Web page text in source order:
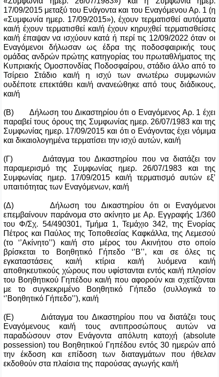
17/09/2015 μεταξύ του Ενάγοντα και του Εναγόμενου Αρ. 1 (η
«Συμφωνία ημερ. 17/09/2015»), έχουν τερματισθεί αυτόματα
και/ή έχουν τερματισθεί και/ή έχουν κηρυχθεί τερματισθείσες
και/ή έπαψαν να ισχύουν κατά ή περί τις 12/09/2022 όταν οι
Εναγόμενοι δήλωσαν ως έδρα της ποδοσφαιρικής τους
ομάδας ανδρών πρώτης κατηγορίας του πρωταθλήματος της
Κυπριακής Ομοσπονδίας Ποδοσφαίρου, στάδιο άλλο από το
Τσίρειο Στάδιο και/ή η ισχύ των ανωτέρω συμφωνιών
ουδέποτε επεκτάθει και/ή ανανεώθηκε από τους διάδικους,
και/ή
(Β) Δήλωση του Δικαστηρίου ότι ο Εναγόμενος Αρ. 1 έχει
παραβεί τους όρους της Συμφωνίας ημερ. 26/07/1983 και της
Συμφωνίας ημερ. 17/09/2015 και ότι ο Ενάγοντας έχει νόμιμα
και δικαιολογημένα τερματίσει την ισχύ αυτών, και/ή
(Γ) Διάταγμα του Δικαστηρίου που να διατάζει τον
παραμερισμό της Συμφωνίας ημερ. 26/07/1983 και της
Συμφωνίας ημερ. 17/09/2015 και/ή τερματισμό αυτών εξ’
υπαιτιότητας των Εναγόμενων, και/ή
(Δ) Δήλωση του Δικαστηρίου ότι οι Εναγόμενοι
επεμβαίνουν παράνομα στο ακίνητο με Αρ. Εγγραφής 1/360
του Φ/Σχ. 54/490301, Τμήμα 1, Τεμάχιο 342, της Ενορίας
Πέτρος και Παύλος της Τοποθεσίας Καφκάλλα, της Λεμεσού
(το ‘’Ακίνητο’’) και/ή στο μέρος του Ακινήτου στο οποίο
βρίσκεται το Βοηθητικό Γήπεδο ‘’Β’’, και σε όλες τις
εγκαταστάσεις και/ή κτίρια και/ή λυόμενα και/ή
αποθηκευτικούς χώρους που υφίστανται εντός και/ή πλησίον
του Βοηθητικού Γηπέδου και/ή που αφορούν και σχετίζονται
με το συγκεκριμένο Βοηθητικό Γήπεδο (συλλογικά το
‘’Βοηθητικό Γήπεδο’’), και/ή
(Ε) Διάταγμα του Δικαστηρίου που να διατάζει τους
Εναγόμενους και/ή τους αντιπροσώπους αυτών να
παραδώσουν στον Ενάγοντα απόλυτη κατοχή (absolute
possession) του Βοηθητικού Γηπέδου εντός 30 ημερών από
την έκδοση και επίδοση των διαταγμάτων που ήθελαν
εκδοθούν στα πλαίσια της παρούσας αγωγής και/ή